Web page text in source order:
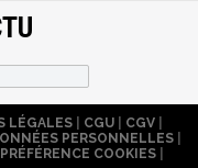
LÉGALES| CGU| CGV|
PERSONNELLES
PRÉFÉRENCE COOKIES